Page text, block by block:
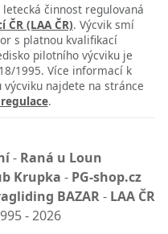
činnost regulovaná
(LAA ČR). Výcvik smí
s platnou kvalifikací
pilotního výcviku je
1995. Více informací k
najdete na stránce
.
- Raná u Loun
Krupka - PG-shop.cz
BAZAR- LAA ČR
- 2026